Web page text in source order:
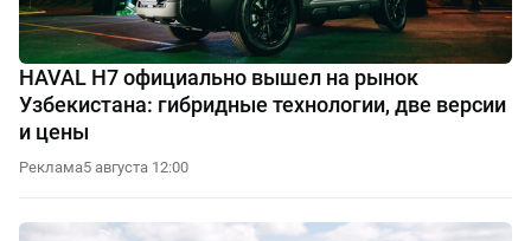
HAVAL H7 официально вышел на рынок
Узбекистана: гибридные технологии, две версии
и цены
Реклама5 августа 12:00